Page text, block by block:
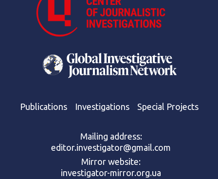
Publications Investigations Special Projects
Mailing address:
editor.investigator@gmail.com
Mirror website:
investigator-mirror.org.ua